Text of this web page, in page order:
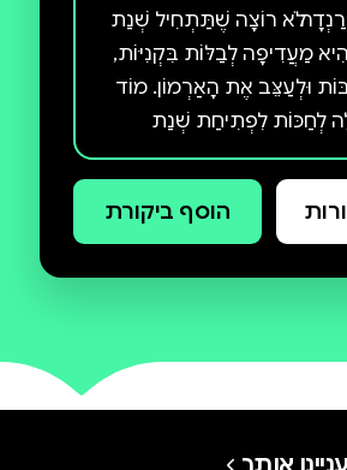
לֹא רוֹצָה שֶׁתַּתְחִיל שְׁנַת
מַעֲדִיפָה לְבַלּוֹת בִּקְנִיּוֹת,
וּלְעַצֵּב אֶת הָאַרְמוֹן. מוֹד
לְחַכּוֹת לִפְתִיחַת שְׁנַת
אוֹהֶבֶת חֻקִּים, צֶדֶק
צִיּוּנִים טוֹבִים. הִיא
קָשׁוֹת, שֶׁמִּירַנְדָה
הוסף ביקורת